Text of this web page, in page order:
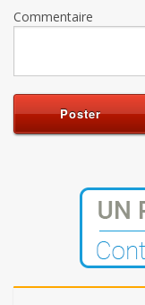
Commentaire